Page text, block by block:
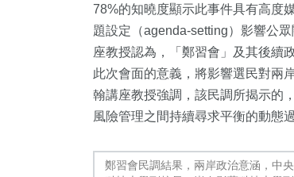
78%的知曉度顯示此事件具有高度
題設定（agenda-setting）影響公
座教授認為，「鄭習會」及其後續
此次會面的意義，將影響選民對兩
翰講座教授強調，該民調所揭示的
風險管理之間持續尋求平衡的動態過
鄭習會民調結果，兩岸政治意涵，中
458+
綜合新聞
22+
科技新